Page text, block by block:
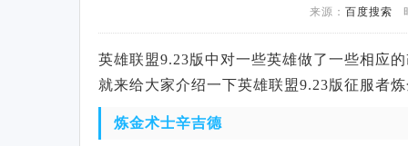
来源： 百度搜索
英雄联盟9.23版中对一些英雄做了一些相应
就来给大家介绍一下英雄联盟9.23版征服者
炼金术士辛吉德